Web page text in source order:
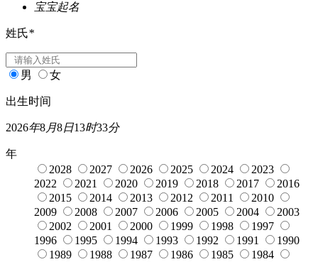
宝宝起名
姓氏*
男 女
出生时间
2026年8月8日13时33分
年
2028
2027 2026 2025 2024
2023
2022
2021 2020 2019 2018 2017
2016
2015
2014 2013 2012 2011
2010
2009
2008 2007 2006 2005 2004
2003
2002
2001 2000 1999 1998
1997
1996
1995 1994 1993 1992 1991
1990
1989
1988 1987 1986 1985
1984